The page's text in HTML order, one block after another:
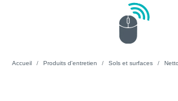
Accueil Produits d'entretien Sols et surfaces